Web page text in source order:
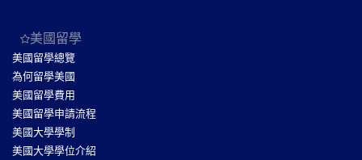
美國留學
美國留學總覽
為何留學美國
美國留學費用
美國留學申請流程
美國大學學制
美國大學學位介紹